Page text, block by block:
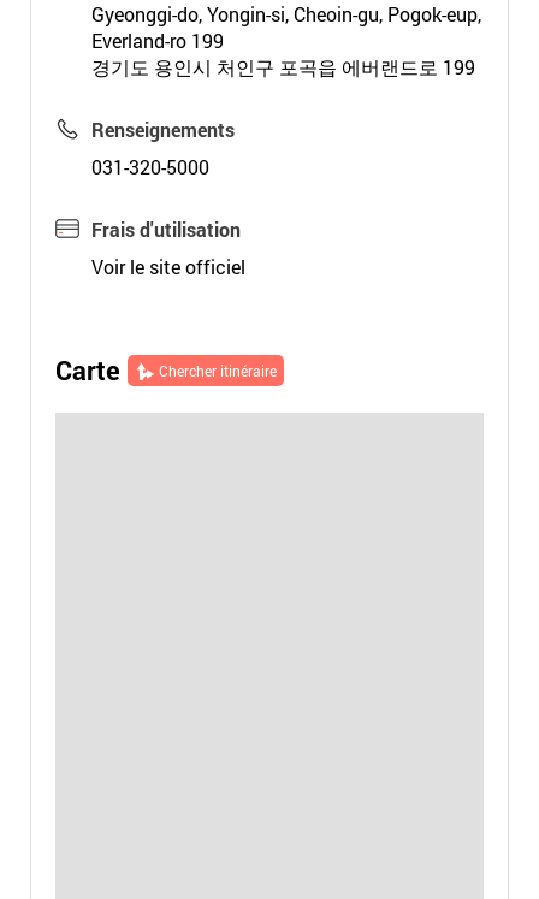
Gyeonggi-do, Yongin-si, Cheoin-gu, Pogok-eup,
Everland-ro 199
경기도 용인시 처인구 포곡읍 에버랜드로 199
Renseignements
031-320-5000
Frais d'utilisation
Voir le site officiel
Carte Chercher itinéraire